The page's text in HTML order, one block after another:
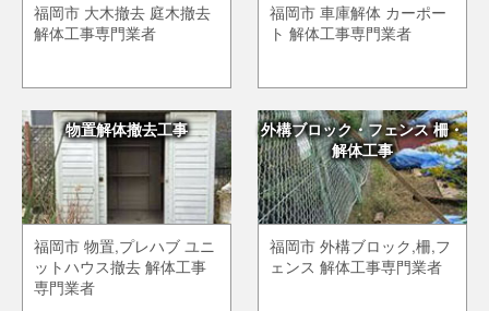
福岡市 大木撤去 庭木撤去
解体工事専門業者
福岡市 車庫解体 カーポー
ト 解体工事専門業者
物置解体撤去工事
福岡市 物置,プレハブ ユニ
ットハウス撤去 解体工事
専門業者
外構ブロック・フェンス 柵・
解体工事
福岡市 外構ブロック,柵,フ
ェンス 解体工事専門業者